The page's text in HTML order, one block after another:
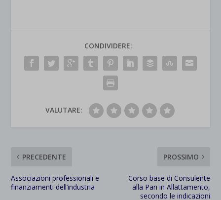
CONDIVIDERE:
VALUTARE:
PRECEDENTE
Associazioni professionali e
finanziamenti dell’industria
PROSSIMO
Corso base di Consulente
alla Pari in Allattamento,
secondo le indicazioni